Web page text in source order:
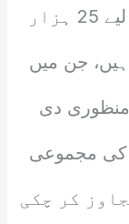
کے مطابق اب تک اس پروگرام کے لیے 25 ہزار
ہیں، جن میں
کی منظوری دی
کی مجموعی
سے تجاوز کر چکی